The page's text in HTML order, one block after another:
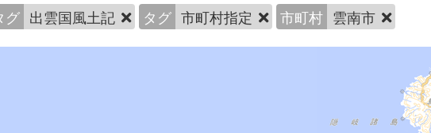
グ 出雲国風土記 タグ 市町村指定 市町村 雲南市